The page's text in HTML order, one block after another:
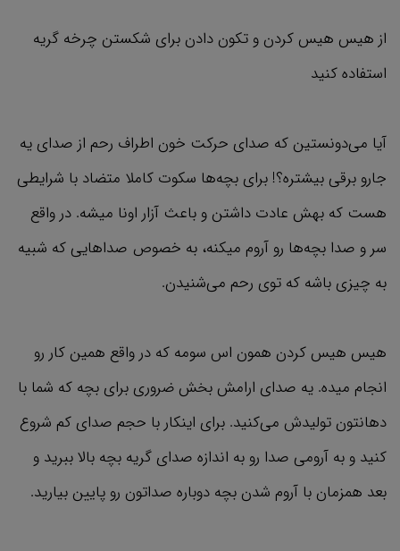
از هیس هیس کردن و تکون دادن برای شکستن چرخه گریه
استفاده کنید
آیا می‌دونستین که صدای حرکت خون اطراف رحم از صدای یه
جارو برقی بیشتره؟! برای بچه‌ها سکوت کاملا متضاد با شرایطی
هست که بهش عادت داشتن و باعث آزار اونا میشه. در واقع
سر و صدا بچه‌ها رو آروم میکنه، به خصوص صداهایی که شبیه
به چیزی باشه که توی رحم می‌شنیدن.
هیس هیس کردن همون اس سومه که در واقع همین کار رو
انجام میده. یه صدای ارامش بخش ضروری برای بچه که شما با
دهانتون تولیدش می‌کنید. برای اینکار با حجم صدای کم شروع
کنید و به آرومی صدا رو به اندازه صدای گریه بچه بالا ببرید و
بعد همزمان با آروم شدن بچه دوباره صداتون رو پایین بیارید.